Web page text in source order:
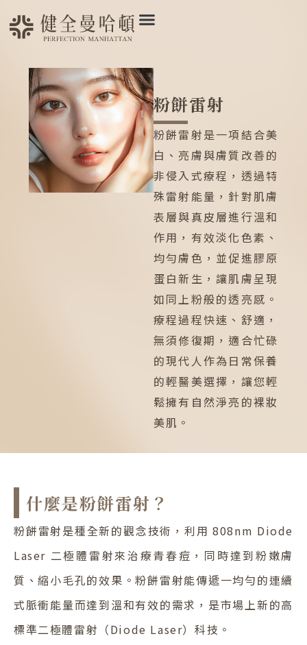
粉餅雷射
粉餅雷射是一項結合美
白、亮膚與膚質改善的
非侵入式療程，透過特
殊雷射能量，針對肌膚
表層與真皮層進行溫和
作用，有效淡化色素、
均勻膚色，並促進膠原
蛋白新生，讓肌膚呈現
如同上粉般的透亮感。
療程過程快速、舒適，
無須修復期，適合忙碌
的現代人作為日常保養
的輕醫美選擇，讓您輕
鬆擁有自然淨亮的裸妝
美肌。
什麼是粉餅雷射？
粉餅雷射是種全新的觀念技術，利用 808nm Diode
Laser 二極體雷射來治療青春痘，同時達到粉嫩膚
質、縮小毛孔的效果。粉餅雷射能傳遞一均勻的連續
式脈衝能量而達到溫和有效的需求，是市場上新的高
標準二極體雷射（Diode Laser）科技。